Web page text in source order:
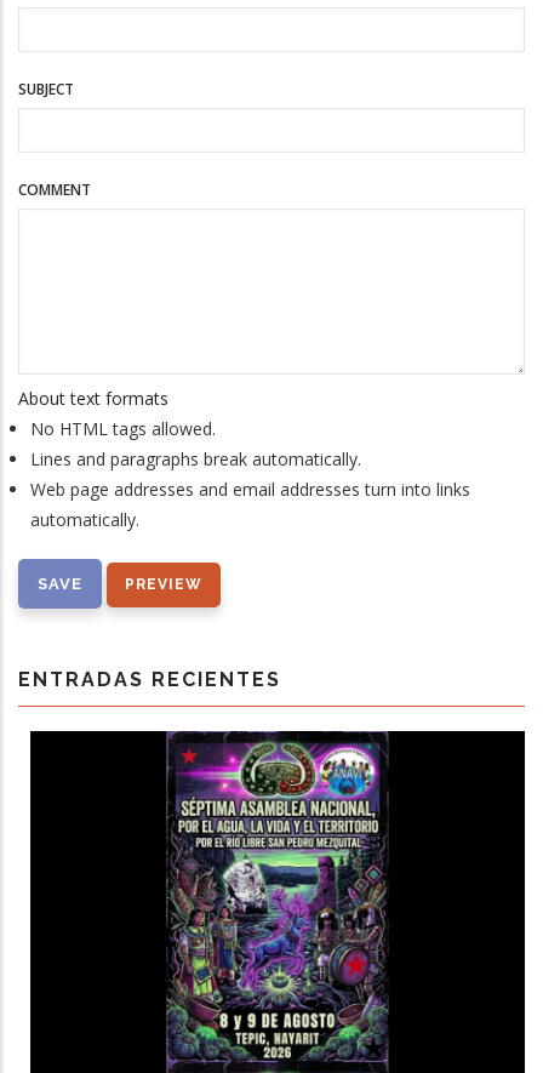
SUBJECT
COMMENT
About text formats
No HTML tags allowed.
Lines and paragraphs break automatically.
Web page addresses and email addresses turn into links
automatically.
ENTRADAS RECIENTES